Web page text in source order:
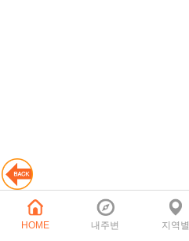
HOME 내주변 지역별